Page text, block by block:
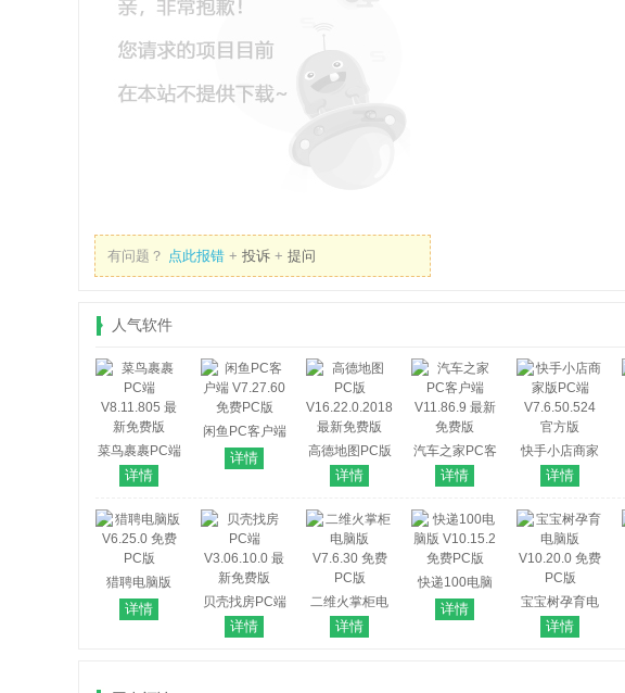
有问题？ 点此报错 + 投诉 + 提问
人气软件
菜鸟裹裹PC端
V8.11.805 最
新免费版
详情
闲鱼PC客户端
V7.27.60 免费
PC版
详情
高德地图PC版
V16.22.0.2018
最新免费版
详情
汽车之家PC客
户端 V11.86.9
最新免费版
详情
快手小店商家
版PC端
V7.6.50.524
官方版
详情
猎聘电脑版
V6.25.0 免费
PC版
详情
贝壳找房PC端
V3.06.10.0 最
新免费版
详情
二维火掌柜电
脑版 V7.6.30
免费PC版
详情
快递100电脑
版 V10.15.2 免
费PC版
详情
宝宝树孕育电
脑版 V10.20.0
免费PC版
详情